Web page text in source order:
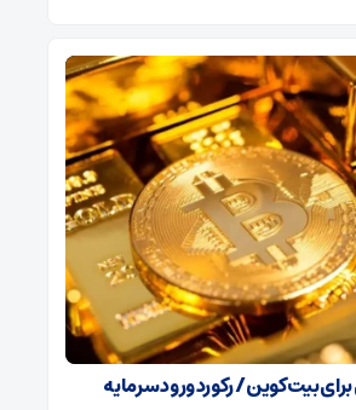
بیت‌کوین / رکورد ورود سرمایه